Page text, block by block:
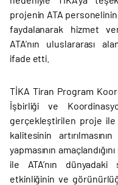
projenin ATA
faydalanarak hizmet
ATA’nın uluslararası
ifade etti.
TİKA Tiran Program
İşbirliği ve
gerçekleştirilen proje ile
kalitesinin
yapmasının
ile ATA’nın dünyadaki
etkinliğinin ve